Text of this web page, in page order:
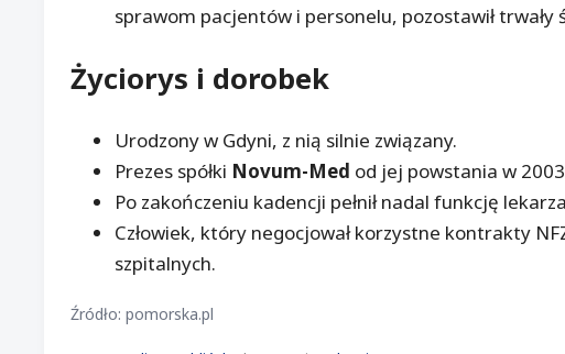
sprawom pacjentów i personelu, pozostawił
Życiorys i dorobek
Urodzony w Gdyni, z nią silnie związany.
Prezes spółki Novum-Med od jej powstania w
Po zakończeniu kadencji pełnił nadal funkcję
Człowiek, który negocjował korzystne kontrakty
szpitalnych.
Źródło: pomorska.pl